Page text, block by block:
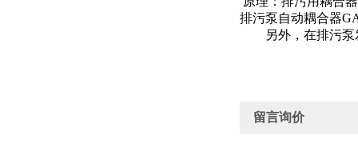
排污泵自动耦合器
另外，在排污泵发
留言询价